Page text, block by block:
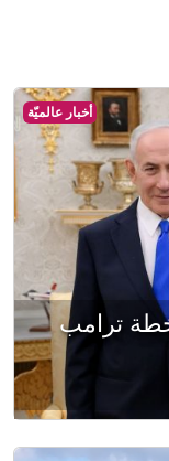
أخبار عالميّة
ترامب